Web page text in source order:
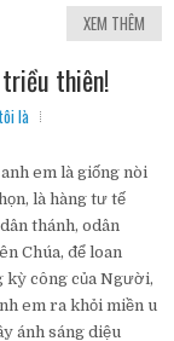
XEM THÊM
triều thiên!
tôi là
em là giống nòi
là hàng tư tế
thánh, odân
Chúa, để loan
công của Người,
em ra khỏi miền u
ánh sáng diệu